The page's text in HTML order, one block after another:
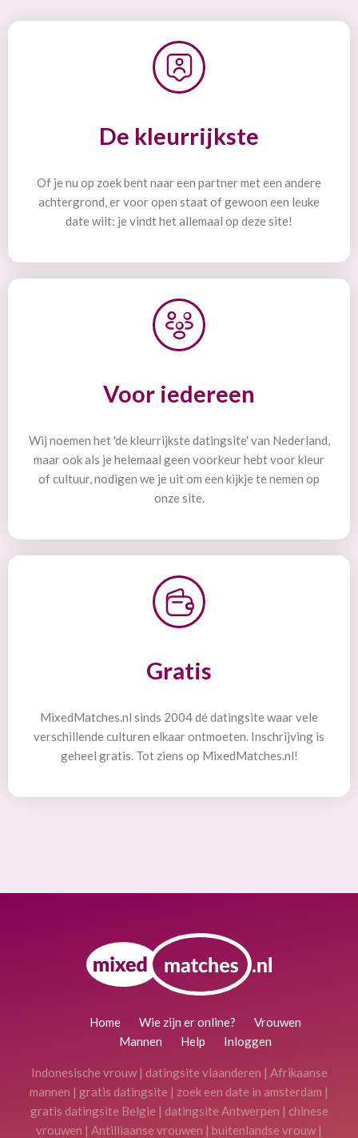
De kleurrijkste
Of je nu op zoek bent naar een partner met een andere
achtergrond, er voor open staat of gewoon een leuke
date wilt: je vindt het allemaal op deze site!
Voor iedereen
Wij noemen het 'de kleurrijkste datingsite' van Nederland,
maar ook als je helemaal geen voorkeur hebt voor kleur
of cultuur, nodigen we je uit om een kijkje te nemen op
onze site.
Gratis
MixedMatches.nl sinds 2004 dé datingsite waar vele
verschillende culturen elkaar ontmoeten. Inschrijving is
geheel gratis. Tot ziens op MixedMatches.nl!
Home Wie zijn er online?
Vrouwen
Mannen
Help Inloggen
Indonesische vrouw | datingsite vlaanderen | Afrikaanse
mannen | gratis datingsite | zoek een date in amsterdam |
gratis datingsite Belgie | datingsite Antwerpen | chinese
vrouwen | Antilliaanse vrouwen | buitenlandse vrouw |